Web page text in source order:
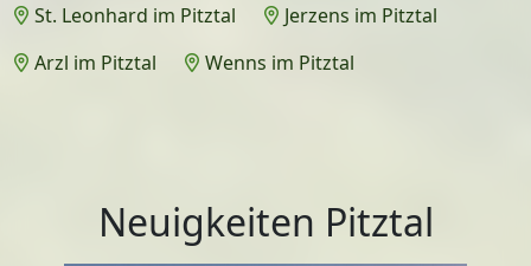
St. Leonhard im Pitztal
Jerzens im Pitztal
Arzl im Pitztal
Wenns im Pitztal
Neuigkeiten Pitztal